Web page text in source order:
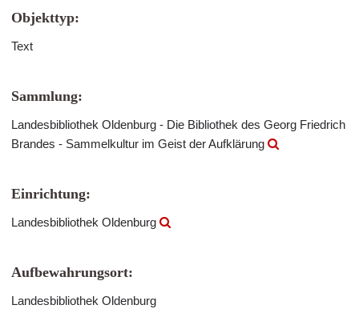
Objekttyp:
Text
Sammlung:
Landesbibliothek Oldenburg - Die Bibliothek des Georg Friedrich
Brandes - Sammelkultur im Geist der Aufklärung
Einrichtung:
Landesbibliothek Oldenburg
Aufbewahrungsort:
Landesbibliothek Oldenburg